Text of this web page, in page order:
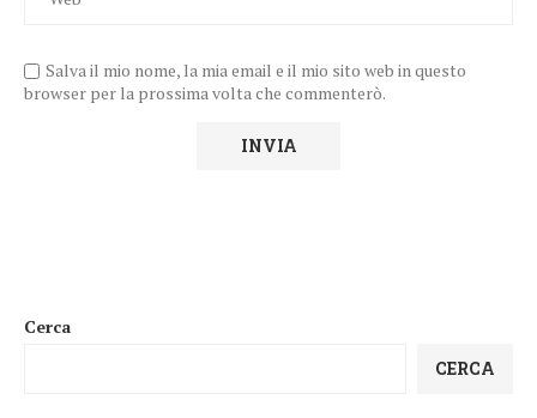
Salva il mio nome, la mia email e il mio sito web in questo
browser per la prossima volta che commenterò.
Cerca
CERCA